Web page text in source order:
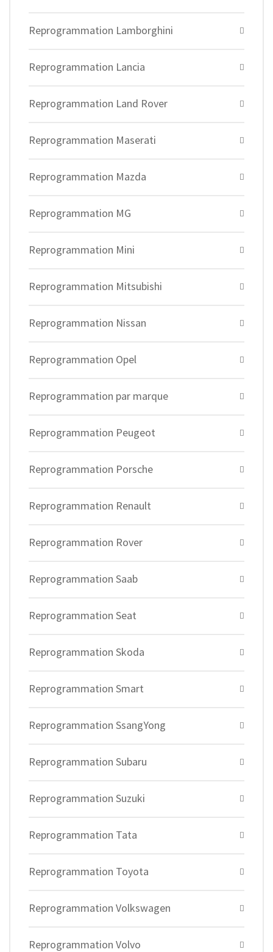
Reprogrammation Lamborghini
Reprogrammation Lancia
Reprogrammation Land Rover
Reprogrammation Maserati
Reprogrammation Mazda
Reprogrammation MG
Reprogrammation Mini
Reprogrammation Mitsubishi
Reprogrammation Nissan
Reprogrammation Opel
Reprogrammation par marque
Reprogrammation Peugeot
Reprogrammation Porsche
Reprogrammation Renault
Reprogrammation Rover
Reprogrammation Saab
Reprogrammation Seat
Reprogrammation Skoda
Reprogrammation Smart
Reprogrammation SsangYong
Reprogrammation Subaru
Reprogrammation Suzuki
Reprogrammation Tata
Reprogrammation Toyota
Reprogrammation Volkswagen
Reprogrammation Volvo